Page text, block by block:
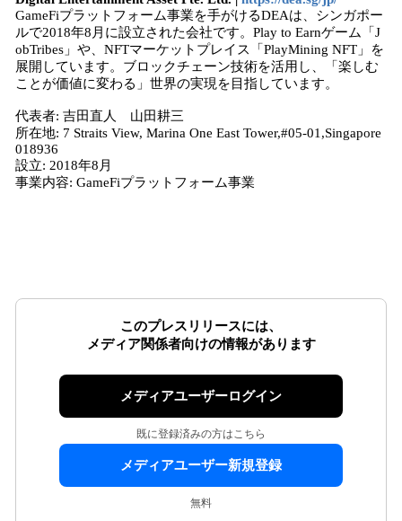
GameFiプラットフォーム事業を手がけるDEAは、シンガポー
ルで2018年8月に設立された会社です。Play to Earnゲーム「J
obTribes」や、NFTマーケットプレイス「PlayMining NFT」を
展開しています。ブロックチェーン技術を活用し、「楽しむ
ことが価値に変わる」世界の実現を目指しています。
代表者: 吉田直人 山田耕三
所在地: 7 Straits View, Marina One East Tower,#05-01,Singapore
018936
設立: 2018年8月
事業内容: GameFiプラットフォーム事業
このプレスリリースには、
メディア関係者向けの情報があります
メディアユーザーログイン
既に登録済みの方はこちら
メディアユーザー新規登録
無料